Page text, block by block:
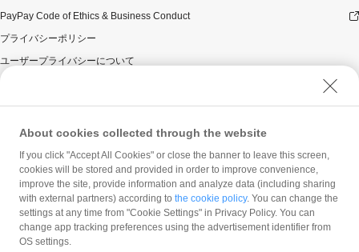
PayPay Code of Ethics & Business Conduct
プライバシーポリシー
ユーザープライバシーについて
ウェブサイト利用規約
反社会的勢力に対する方針
勧誘方針
マネロン等基本方針
カスタマーハラスメントに関する当社の考え方
About cookies collected through the website
If you click "Accept All Cookies" or close the banner to leave this screen,
cookies will be stored and provided in order to improve convenience,
improve the site, provide information and analyze data (including sharing
with external partners) according to the cookie policy. You can change the
settings at any time from "Cookie Settings" in Privacy Policy. You can
change app tracking preferences using the advertisement identifier from
OS settings.